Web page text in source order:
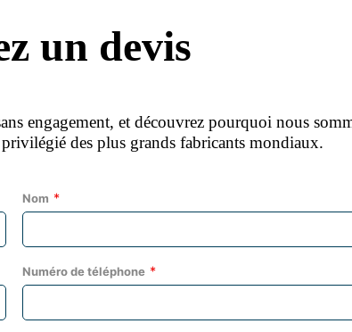
un devis
engagement, et découvrez pourquoi nous
des plus grands fabricants mondiaux.
Nom
Numéro de téléphone